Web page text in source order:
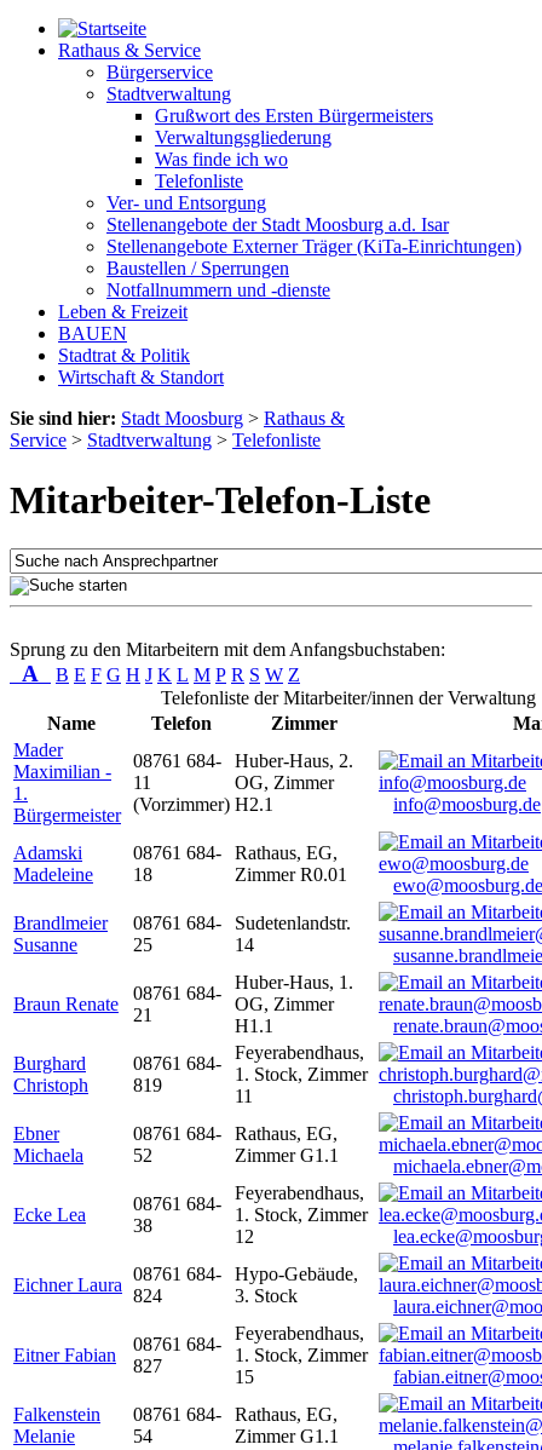
Rathaus & Service
Bürgerservice
Stadtverwaltung
Grußwort des Ersten Bürgermeisters
Verwaltungsgliederung
Was finde ich wo
Telefonliste
Ver- und Entsorgung
Stellenangebote der Stadt Moosburg a.d. Isar
Stellenangebote Externer Träger (KiTa-Einrichtungen)
Baustellen / Sperrungen
Notfallnummern und -dienste
Leben & Freizeit
BAUEN
Stadtrat & Politik
Wirtschaft & Standort
Sie sind hier: Stadt Moosburg > Rathaus &
Service > Stadtverwaltung > Telefonliste
Mitarbeiter-Telefon-Liste
Sprung zu den Mitarbeitern mit dem Anfangsbuchstaben:
A B E F G H J K L M P R S W Z
Telefonliste der Mitarbeiter/innen der Verwaltung
Name
Telefon Zimmer
Mader
Maximilian -
1.
Bürgermeister
08761 684-
11
(Vorzimmer)
Huber-Haus, 2.
OG, Zimmer
H2.1
info@moosburg.de
Adamski
Madeleine
08761 684-
18
Rathaus, EG,
Zimmer R0.01
ewo@moosburg.de
Brandlmeier
Susanne
08761 684-
25
Sudetenlandstr.
14
Braun Renate
08761 684-
21
Huber-Haus, 1.
OG, Zimmer
H1.1
Burghard
Christoph
08761 684-
819
Feyerabendhaus,
1. Stock, Zimmer
11
Ebner
Michaela
08761 684-
52
Rathaus, EG,
Zimmer G1.1
Ecke Lea
08761 684-
38
Feyerabendhaus,
1. Stock, Zimmer
12
Eichner Laura
08761 684-
824
Hypo-Gebäude,
3. Stock
Eitner Fabian
08761 684-
827
Feyerabendhaus,
1. Stock, Zimmer
15
Falkenstein
Melanie
08761 684-
54
Rathaus, EG,
Zimmer G1.1